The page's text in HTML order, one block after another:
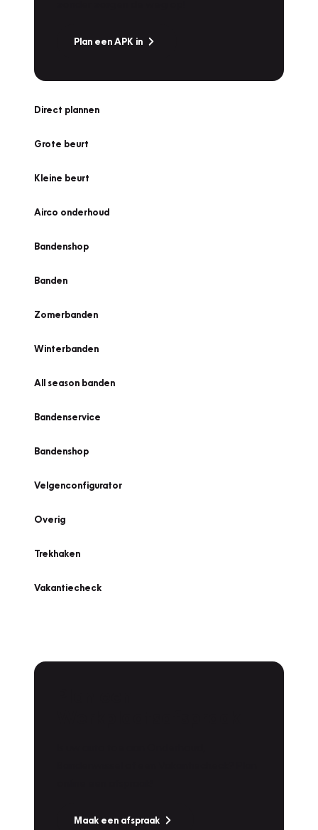
Plan een APK in
Direct plannen
Grote beurt
Kleine beurt
Airco onderhoud
Bandenshop
Banden
Zomerbanden
Winterbanden
All season banden
Bandenservice
Bandenshop
Velgenconfigurator
Overig
Trekhaken
Vakantiecheck
Maak een afspraak